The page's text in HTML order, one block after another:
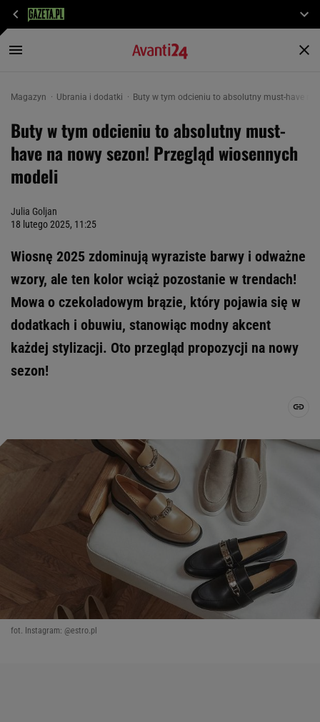
Magazyn Ubrania i dodatki Buty w tym odcieniu to absolutny must-have
Buty w tym odcieniu to absolutny must-
have na nowy sezon! Przegląd wiosennych
modeli
Julia Goljan
18 lutego 2025, 11:25
Wiosnę 2025 zdominują wyraziste barwy i odważne
wzory, ale ten kolor wciąż pozostanie w trendach!
Mowa o czekoladowym brązie, który pojawia się w
dodatkach i obuwiu, stanowiąc modny akcent
każdej stylizacji. Oto przegląd propozycji na nowy
sezon!
fot. Instagram: @estro.pl